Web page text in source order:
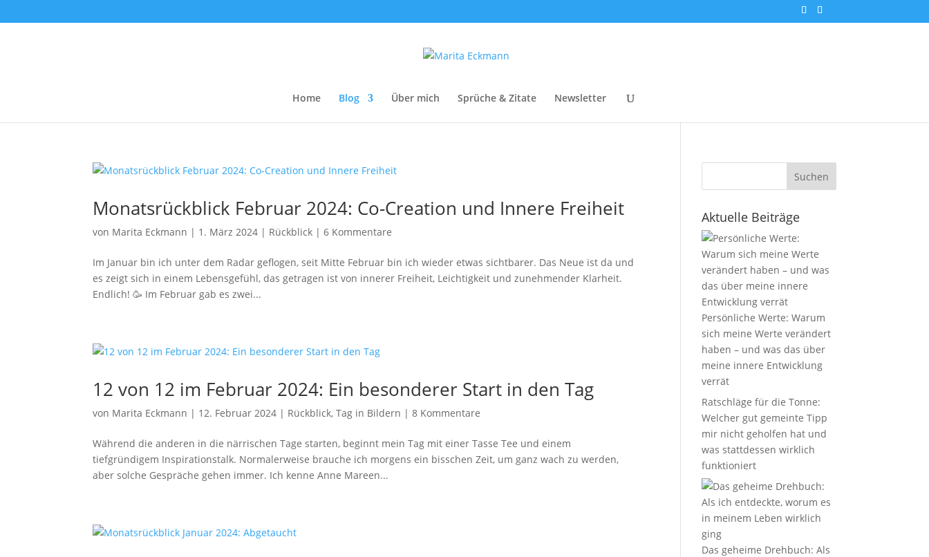
Home Blog Über mich Sprüche & Zitate Newsletter
Monatsrückblick Februar 2024: Co-Creation und Innere Freiheit
von Marita Eckmann | 1. März 2024 | Rückblick |6 Kommentare
Im Januar bin ich unter dem Radar geflogen, seit Mitte Februar bin ich wieder etwas sichtbarer. Das Neue ist da und
es zeigt sich in einem Lebensgefühl, das getragen ist von innerer Freiheit, Leichtigkeit und zunehmender Klarheit.
Endlich! 🥳 Im Februar gab es zwei...
12 von 12 im Februar 2024: Ein besonderer Start in den Tag
von Marita Eckmann | 12. Februar 2024 | Rückblick,Tag in Bildern |8 Kommentare
Während die anderen in die närrischen Tage starten, beginnt mein Tag mit einer Tasse Tee und einem
tiefgründigem Inspirationstalk. Normalerweise brauche ich morgens ein bisschen Zeit, um ganz wach zu werden,
aber solche Gespräche gehen immer. Ich kenne Anne Mareen...
Suchen
Aktuelle Beiträge
Persönliche Werte: Warum
sich meine Werte verändert
haben – und was das über
meine innere Entwicklung
verrät
Ratschläge für die Tonne:
Welcher gut gemeinte Tipp
mir nicht geholfen hat und
was stattdessen wirklich
funktioniert
Das geheime Drehbuch: Als